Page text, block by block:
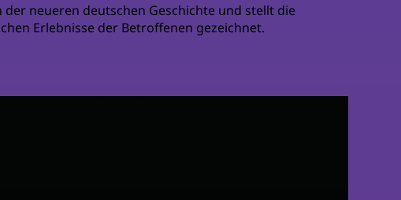
neueren deutschen Geschichte und stellt die
Erlebnisse der Betroffenen gezeichnet.